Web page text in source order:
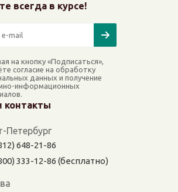
всегда в курсе!
на кнопку «Подписаться»,
согласие на обработку
данных и получение
информационных
контакты
Петербург
648-21-86
333-12-86 (бесплатно)